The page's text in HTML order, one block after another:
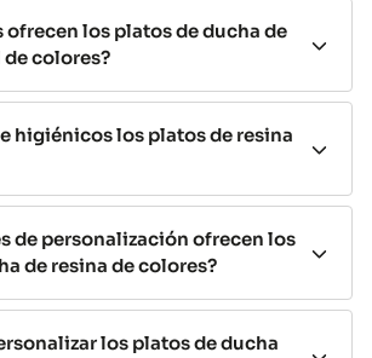
de estos platos de resina de
nivel 3, lo que los convierte
segura tanto para
como para personas mayores o con
higiene también está garantizada,
más claros.
con los platos de
de colores
ofrecen los platos de ducha de
colores?
higiénicos los platos de resina
de personalización ofrecen los
de resina de colores?
los platos de ducha